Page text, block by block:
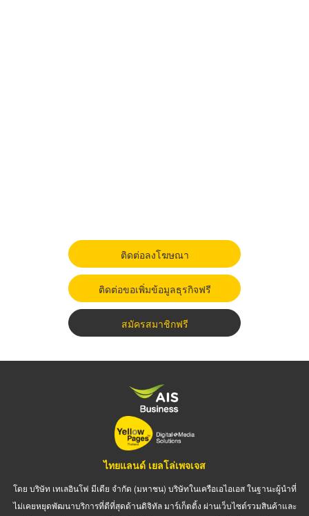
ติดต่อลงโฆษณา
ติดต่อขอเพิ่มข้อมูลธุรกิจฟรี
สมัครสมาชิกฟรี
ไทยแลนด์ เยลโล่เพจเจส
โดย บริษัท เทเลอินโฟ มีเดีย จำกัด (มหาชน) บริษัทในเครือเอไอเอส ในฐานะผู้นำที่
ไม่เคยหยุดพัฒนาบริการที่ดีที่สุดด้านดิจิทัล มาร์เก็ตติ้ง ผ่านเว็บไซต์รวมสินค้าและ